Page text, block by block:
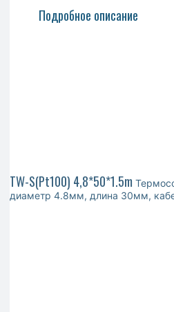
Подробное описание
TW-S(Pt100) 4,8*50*1.5m
диаметр 4.8мм, длина 30мм,